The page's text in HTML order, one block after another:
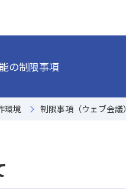
の制限事項
環境 制限事項（ウェブ会議）